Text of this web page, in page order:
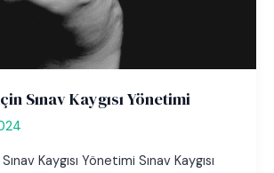
Sınav Kaygısı Yönetimi
Kaygısı Yönetimi Sınav Kaygısı